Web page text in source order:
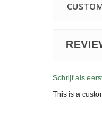
Schrijf als
This is a